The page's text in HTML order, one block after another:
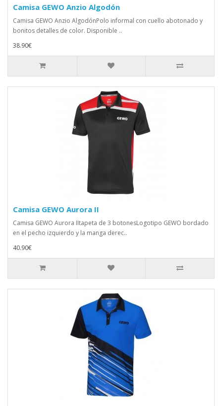
Camisa GEWO Anzio Algodón
Camisa GEWO Anzio AlgodónPolo informal con cuello abotonado y
bonitos detalles de color. Disponible ..
38.90€
Camisa GEWO Aurora II
Camisa GEWO Aurora IItapeta de 3 botonesLogotipo GEWO bordado
en el pecho izquierdo y la manga derec..
40.90€